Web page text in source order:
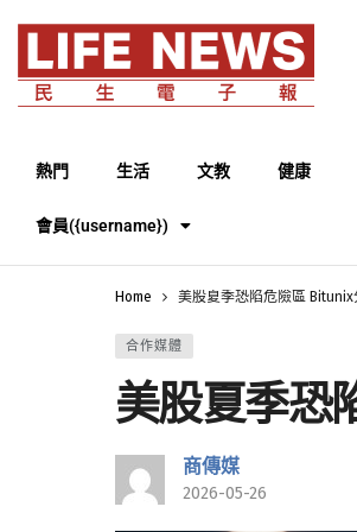
熱門 生活 文教 健康
會員({username})
Home 美股夏季恐陷危險區
合作媒體
美股夏季恐
商傳媒
2026-05-26